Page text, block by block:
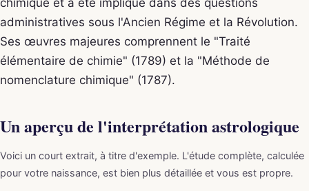
administratives sous l'Ancien Régime et la Révolution.
Ses œuvres majeures comprennent le "Traité
élémentaire de chimie" (1789) et la "Méthode de
nomenclature chimique" (1787).
Un aperçu de l'interprétation astrologique
Voici un court extrait, à titre d'exemple. L'étude complète, calculée
pour votre naissance, est bien plus détaillée et vous est propre.